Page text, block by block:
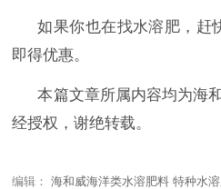
如果你也在找水溶肥，赶
即得优惠。
本篇文章所属内容均为海
经授权，谢绝转载。
编辑：海和威海洋类水溶肥料 特种水